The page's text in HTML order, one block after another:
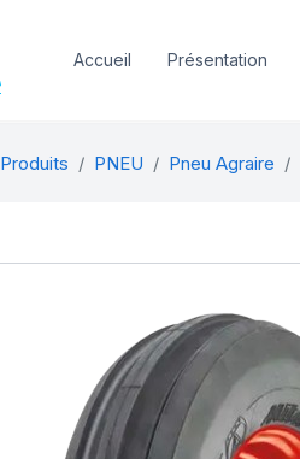
Accueil Présentation
Produits PNEU Pneu Agraire